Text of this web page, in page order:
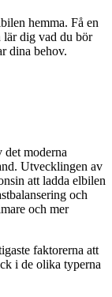
hemma. Få en
lär dig vad du bör
dina behov.
moderna
Utvecklingen av
att ladda elbilen
och
och mer
faktorerna att
i de olika typerna